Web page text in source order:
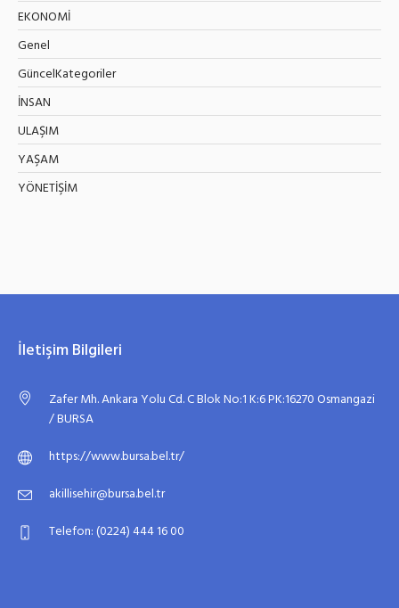
EKONOMİ
Genel
GüncelKategoriler
İNSAN
ULAŞIM
YAŞAM
YÖNETİŞİM
İletişim Bilgileri
Zafer Mh. Ankara Yolu Cd. C Blok No:1 K:6 PK:16270 Osmangazi
/ BURSA
https://www.bursa.bel.tr/
akillisehir@bursa.bel.tr
Telefon: (0224) 444 16 00